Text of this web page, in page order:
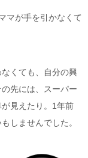
マが手を引かなくて
くても、自分の興
先には、スーパー
見えたり。1年前
しませんでした。